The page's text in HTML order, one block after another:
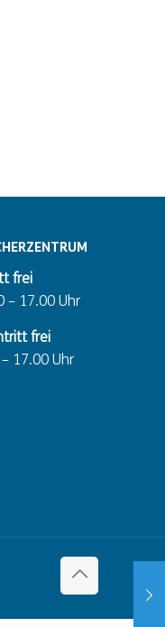
frei
– 17.00 Uhr
frei
17.00 Uhr